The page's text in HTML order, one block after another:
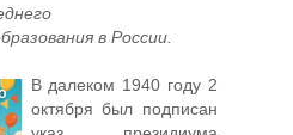
в России.
В далеком 1940 году 2
октября был подписан